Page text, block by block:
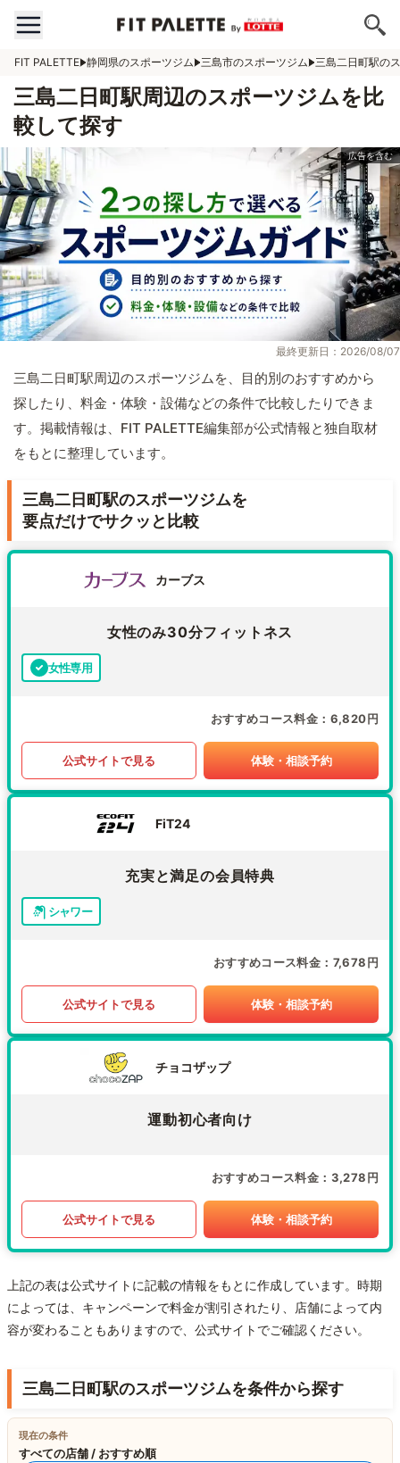
FIT PALETTE 静岡県のスポーツジム 三島市のスポーツジム 三島二日町駅の
三島二日町駅周辺のスポーツジムを比
較して探す
最終更新日：2026/08/07
三島二日町駅周辺のスポーツジムを、目的別のおすすめから
探したり、料金・体験・設備などの条件で比較したりできま
す。掲載情報は、FIT PALETTE編集部が公式情報と独自取材
をもとに整理しています。
三島二日町駅のスポーツジムを
要点だけでサクッと比較
カーブス
女性のみ30分フィットネス
女性専用
おすすめコース料金 6,820円
公式サイトで見る 体験・相談予約
FiT24
充実と満足の会員特典
シャワー
おすすめコース料金 7,678円
公式サイトで見る 体験・相談予約
チョコザップ
運動初心者向け
おすすめコース料金 3,278円
公式サイトで見る 体験・相談予約
上記の表は公式サイトに記載の情報をもとに作成しています。時期
によっては、キャンペーンで料金が割引されたり、店舗によって内
容が変わることもありますので、公式サイトでご確認ください。
三島二日町駅のスポーツジムを条件から探す
現在の条件
すべての店舗 / おすすめ順